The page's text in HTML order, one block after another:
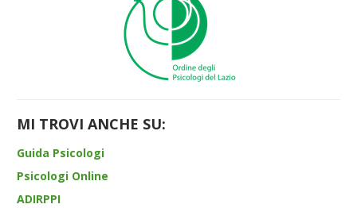
MI TROVI ANCHE SU:
Guida Psicologi
Psicologi Online
ADIRPPI